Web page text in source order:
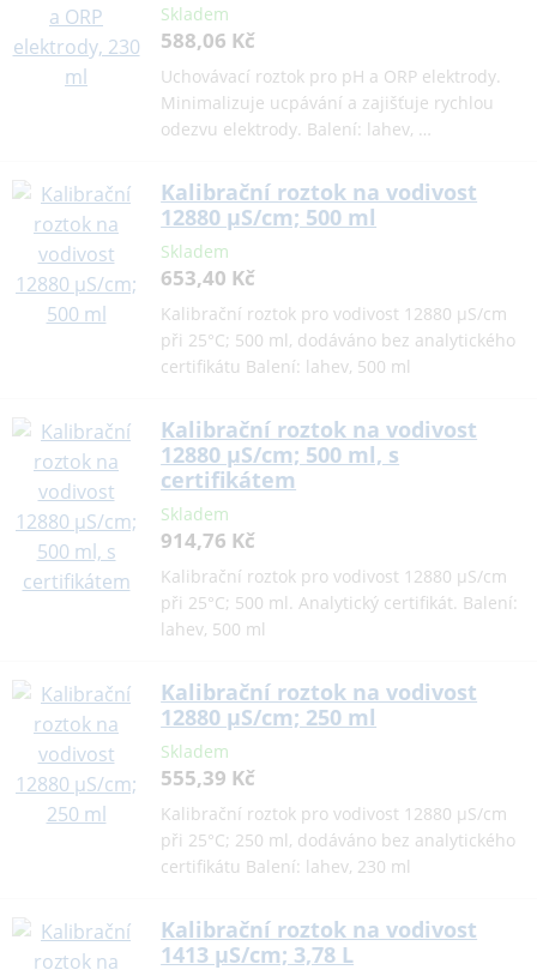
Skladem
588,06 Kč
Uchovávací roztok pro pH a ORP elektrody.
Minimalizuje ucpávání a zajišťuje rychlou
odezvu elektrody. Balení: lahev, …
Kalibrační roztok na vodivost
12880 µS/cm; 500 ml
Skladem
653,40 Kč
Kalibrační roztok pro vodivost 12880 µS/cm
při 25°C; 500 ml, dodáváno bez analytického
certifikátu Balení: lahev, 500 ml
Kalibrační roztok na vodivost
12880 µS/cm; 500 ml, s
certifikátem
Skladem
914,76 Kč
Kalibrační roztok pro vodivost 12880 µS/cm
při 25°C; 500 ml. Analytický certifikát. Balení:
lahev, 500 ml
Kalibrační roztok na vodivost
12880 µS/cm; 250 ml
Skladem
555,39 Kč
Kalibrační roztok pro vodivost 12880 µS/cm
při 25°C; 250 ml, dodáváno bez analytického
certifikátu Balení: lahev, 230 ml
Kalibrační roztok na vodivost
1413 µS/cm; 3,78 L